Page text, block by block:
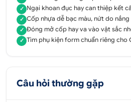
Chống trầy cốp nhựa Civic
Những va chạm trong quá
và hàng hóa ra vào cốp sẽ
kế chuẩn form ôm khít theo
✓ Ngại khoan đục hay can thiệp kết
✓ Cốp nhựa dễ bạc màu, nứt do nắng
✓ Đóng mở cốp hay va vào vật sắc
✓ Tìm phụ kiện form chuẩn riêng cho
Câu hỏi thường gặp